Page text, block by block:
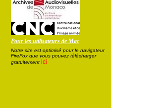
Pour les utilisateurs de Mac
Notre site est optimisé pour le navigateur
FireFox que vous pouvez télécharger
gratuitement ici